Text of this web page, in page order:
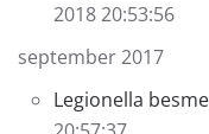
2018 20:53:56
september 2017
Legionella